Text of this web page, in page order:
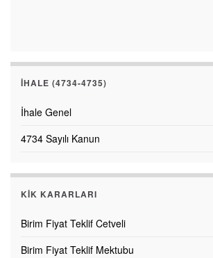
İHALE (4734-4735)
İhale Genel
4734 Sayılı Kanun
KİK KARARLARI
Birim Fiyat Teklif Cetveli
Birim Fiyat Teklif Mektubu